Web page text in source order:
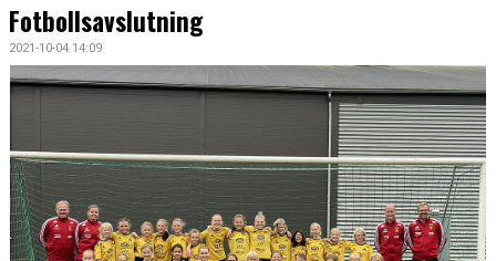
Fotbollsavslutning
2021-10-04 14:09